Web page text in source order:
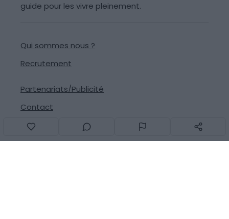
guide pour les vivre pleinement.
Qui sommes nous ?
Recrutement
Partenariats/Publicité
Contact
Signaler une erreur